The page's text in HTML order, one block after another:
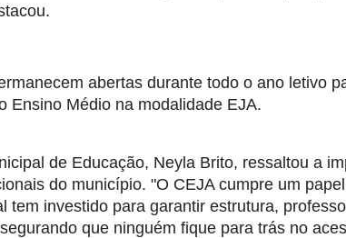
abertas durante todo o ano letivo
Ensino Médio na modalidade EJA.
de Educação, Neyla Brito, ressaltou a
do município. "O CEJA cumpre um
tem investido para garantir estrutura,
que ninguém fique para trás no